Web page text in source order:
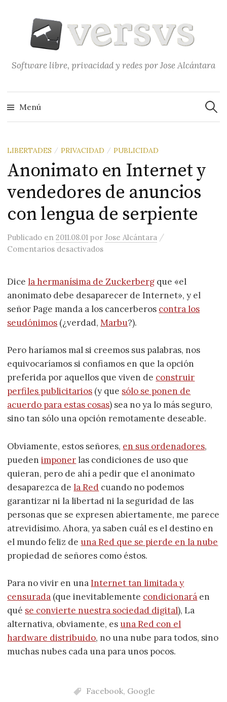
contenido
Software libre, privacidad y redes por Jose Alcántara
Menú
LIBERTADES / PRIVACIDAD / PUBLICIDAD
Anonimato en Internet y
vendedores de anuncios
con lengua de serpiente
Publicado en2011.08.01 porJose Alcántara /
Comentarios desactivadosen Anonimato en Internet y
Dicela hermanísima de Zuckerberg que «el
anonimato debe desaparecer de Internet», y el
señor Page manda a los cancerberos contra los
seudónimos (¿verdad,Marbu?).
Pero haríamos mal si creemos sus palabras, nos
equivocaríamos si confiamos en que la opción
preferida por aquellos que viven de construir
perfiles publicitarios (y que sólo se ponen de
acuerdo para estas cosas) sea no ya lo más seguro,
sino tan sólo una opción remotamente deseable.
Obviamente, estos señores, en sus ordenadores,
puedenimponerlas condiciones de uso que
quieran, pero de ahí a pedir que el anonimato
desaparezca dela Red cuando no podemos
garantizar ni la libertad ni la seguridad de las
personas que se expresen abiertamente, me parece
atrevidísimo. Ahora, ya saben cuál es el destino en
el mundo feliz de una Red que se pierde en la nube
propiedad de señores como éstos.
Para no vivir en unaInternet tan limitada y
censurada (que inevitablemente condicionará en
qué se convierte nuestra sociedad digital), La
alternativa, obviamente, es una Red con el
hardware distribuido, no una nube para todos, sino
muchas nubes cada una para unos pocos.
Facebook, Google